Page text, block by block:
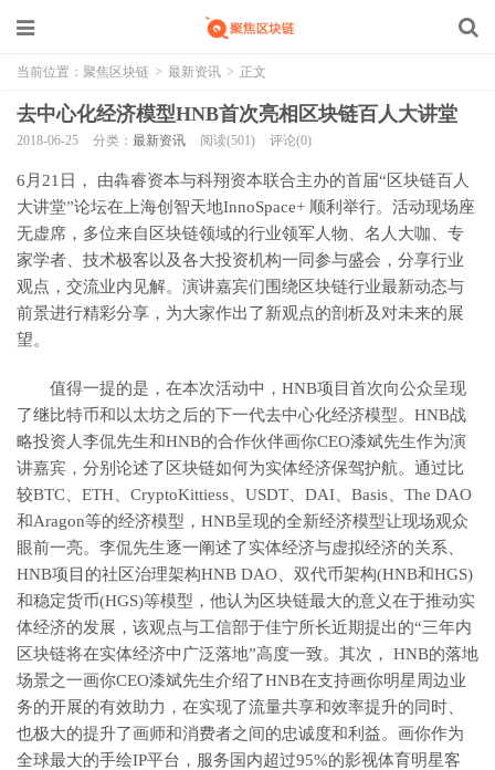
当前位置： 聚焦区块链 > 最新资讯 > 正文
去中心化经济模型HNB首次亮相区块链百人大讲堂
2018-06-25 分类： 最新资讯 阅读(501) 评论(0)
6月21日， 由犇睿资本与科翔资本联合主办的首届“区块链百人
大讲堂”论坛在上海创智天地InnoSpace+ 顺利举行。活动现场座
无虚席，多位来自区块链领域的行业领军人物、名人大咖、专
家学者、技术极客以及各大投资机构一同参与盛会，分享行业
观点，交流业内见解。演讲嘉宾们围绕区块链行业最新动态与
前景进行精彩分享，为大家作出了新观点的剖析及对未来的展
望。
值得一提的是，在本次活动中，HNB项目首次向公众呈现
了继比特币和以太坊之后的下一代去中心化经济模型。HNB战
略投资人李侃先生和HNB的合作伙伴画你CEO漆斌先生作为演
讲嘉宾，分别论述了区块链如何为实体经济保驾护航。通过比
较BTC、ETH、CryptoKittiess、USDT、DAI、Basis、The DAO
和Aragon等的经济模型，HNB呈现的全新经济模型让现场观众
眼前一亮。李侃先生逐一阐述了实体经济与虚拟经济的关系、
HNB项目的社区治理架构HNB DAO、双代币架构(HNB和HGS)
和稳定货币(HGS)等模型，他认为区块链最大的意义在于推动实
体经济的发展，该观点与工信部于佳宁所长近期提出的“三年内
区块链将在实体经济中广泛落地”高度一致。其次， HNB的落地
场景之一画你CEO漆斌先生介绍了HNB在支持画你明星周边业
务的开展的有效助力，在实现了流量共享和效率提升的同时、
也极大的提升了画师和消费者之间的忠诚度和利益。画你作为
全球最大的手绘IP平台，服务国内超过95%的影视体育明星客